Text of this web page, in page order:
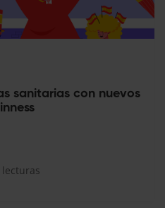
sanitarias con nuevos
lecturas